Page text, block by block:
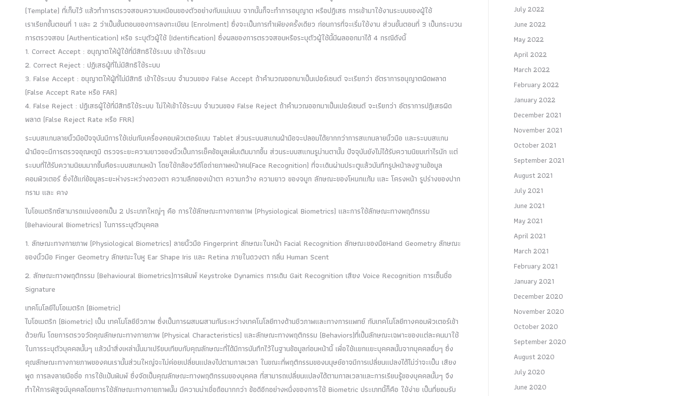
(Template) ที่เก็บไว้ แล้วทำการตรวจสอบความเหมือนของตัวอย่างกับแม่แบบ จากนั้นก็จะทำการอนุญาต หรือปฏิเสธ การเข้ามาใช้งานระบบของผู้ใช้
เราเรียกขั้นตอนที่ 1 และ 2 ว่าเป็นขั้นตอนของการลงทะเบียน (Enrolment) ซึ่งจะเป็นการทำเพียงครั้งเดียว ก่อนการที่จะเริ่มใช้งาน ส่วนขั้นตอนที่ 3 เป็นกระบวน
การตรวจสอบ (Authentication) หรือ ระบุตัวผู้ใช้ (Identification) ซึ่งผลของการตรวจสอบหรือระบุตัวผู้ใช้นี้มีผลออกมาได้ 4 กรณีดังนี้
1. Correct Accept : อนุญาตให้ผู้ใช้ที่มีสิทธิใช้ระบบ เข้าใช้ระบบ
2. Correct Reject : ปฏิเสธผู้ที่ไม่มีสิทธิใช้ระบบ
3. False Accept : อนุญาตให้ผู้ที่ไม่มีสิทธิ เข้าใช้ระบบ จำนวนของ False Accept ถ้าคำนวณออกมาเป็นเปอร์เซนต์ จะเรียกว่า อัตราการอนุญาตผิดพลาด
(False Accept Rate หรือ FAR)
4. False Reject : ปฏิเสธผู้ใช้ที่มีสิทธิใช้ระบบ ไม่ให้เข้าใช้ระบบ จำนวนของ False Reject ถ้าคำนวณออกมาเป็นเปอร์เซนต์ จะเรียกว่า อัตราการปฏิเสธผิด
พลาด (False Reject Rate หรือ FRR)
ระบบสแกนลายนิ้วมือปัจจุบันมีการใช้เช่นกับเครื่องคอมพิวเตอร์แบบ Tablet ส่วนระบบสแกนฝ่ามือจะปลอมได้ยากกว่าการสแกนลายนิ้วมือ และระบบสแกน
ฝ่ามือจะมีการตรวจอุณหภูมิ ตรวจระยะความยาวของนิ้วเป็นการเช็คข้อมูลเพิ่มเติมมากขึ้น ส่วนระบบสแกนรูม่านตานั้น ปัจจุบันยังไม่ได้รับความนิยมเท่าไรนัก แต่
ระบบที่ได้รับความนิยมมากขึ้นคือระบบสแกนหน้า โดยใช้กล้องวีดีโอถ่ายภาพหน้าคน(Face Recognition) ที่จะเดินผ่านประตูแล้วบันทึกรูปหน้าลงฐานข้อมูล
คอมพิวเตอร์ ซึ่งได้แก่ข้อมูลระยะห่างระหว่างดวงตา ความลึกของเบ้าตา ความกว้าง ความยาว ของจมูก ลักษณะของโหนกแก้ม และ โครงหน้า รูปร่างของปาก
กราม และ คาง
ไบโอเมตริกซ์สามารถแบ่งออกเป็น 2 ประเภทใหญ่ๆ คือ การใช้ลักษณะทางกายภาพ (Physiological Biometrics) และการใช้ลักษณะทางพฤติกรรม
(Behavioural Biometrics) ในการระบุตัวบุคคล
1. ลักษณะทางกายภาพ (Physiological Biometrics) ลายนิ้วมือ Fingerprint ลักษณะใบหน้า Facial Recognition ลักษณะของมือHand Geometry ลักษณะ
ของนิ้วมือ Finger Geometry ลักษณะใบหู Ear Shape Iris และ Retina ภายในดวงตา กลิ่น Human Scent
2. ลักษณะทางพฤติกรรม (Behavioural Biometrics)การพิมพ์ Keystroke Dynamics การเดิน Gait Recognition เสียง Voice Recognition การเซ็นชื่อ
Signature
เทคโนโลยีไบโอเมตริก (Biometric)
ไบโอเมตริก (Biometric) เป็น เทคโนโลยีชีวภาพ ซึ่งเป็นการผสมผสานกันระหว่างเทคโนโลยีทางด้านชีวภาพและทางการแพทย์ กับเทคโนโลยีทางคอมพิวเตอร์เข้า
ด้วยกัน โดยการตรวจวัดคุณลักษณะทางกายภาพ (Physical Characteristics) และลักษณะทางพฤติกรรม (Behaviors)ที่เป็นลักษณะเฉพาะของแต่ละคนมาใช้
ในการระบุตัวบุคคลนั้นๆ แล้วนำสิ่งเหล่านั้นมาเปรียบเทียบกับคุณลักษณะที่ได้มีการบันทึกไว้ในฐานข้อมูลก่อนหน้านี้ เพื่อใช้แยกแยะบุคคลนั้นจากบุคคลอื่นๆ ซึ่ง
คุณลักษณะทางกายภาพของคนเรานั้นส่วนใหญ่จะไม่ค่อยเปลี่ยนแปลงไปตามกาลเวลา ในขณะที่พฤติกรรมของมนุษย์อาจมีการเปลี่ยนแปลงได้ไม่ว่าจะเป็น เสียง
พูด การลงลายมือชื่อ การใช้แป้นพิมพ์ ซึ่งจัดเป็นคุณลักษณะทางพฤติกรรมของบุคคล ที่สามารถเปลี่ยนแปลงได้ตามกาลเวลาและการเรียนรู้ของบุคคลนั้นๆ จึง
ทำให้การพิสูจน์บุคคลโดยการใช้ลักษณะทางกายภาพนั้น มีความน่าเชื่อถือมากกว่า ข้อดีอีกอย่างหนึ่งของการใช้ Biometric ประเภทนี้ก็คือ ใช้ง่าย เป็นที่ยอมรับ
July 2022
June 2022
May 2022
April 2022
March 2022
February 2022
January 2022
December 2021
November 2021
October 2021
September 2021
August 2021
July 2021
June 2021
May 2021
April 2021
March 2021
February 2021
January 2021
December 2020
November 2020
October 2020
September 2020
August 2020
July 2020
June 2020